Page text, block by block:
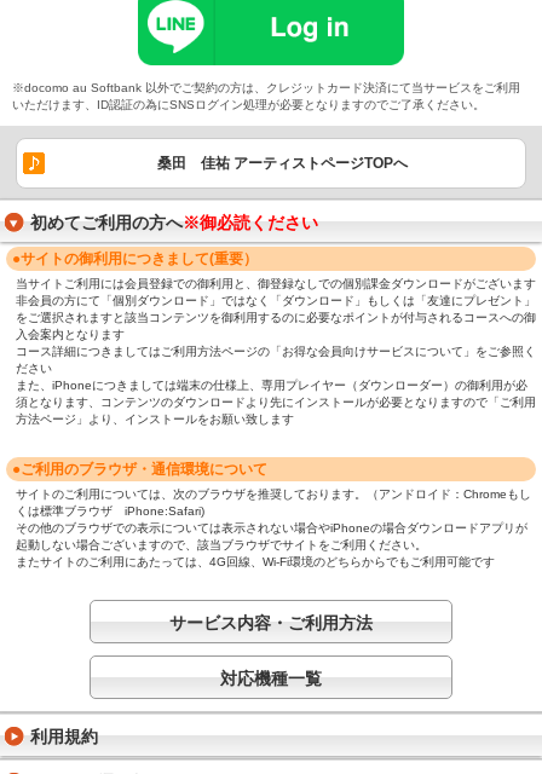
※docomo au Softbank 以外でご契約の方は、クレジットカード決済にて当サービスをご利用
いただけます、ID認証の為にSNSログイン処理が必要となりますのでご了承ください。
桑田 佳祐 アーティストページTOPへ
初めてご利用の方へ※御必読ください
●サイトの御利用につきまして(重要）
当サイトご利用には会員登録での御利用と、御登録なしでの個別課金ダウンロードがございます
非会員の方にて「個別ダウンロード」ではなく「ダウンロード」もしくは「友達にプレゼント」
をご選択されますと該当コンテンツを御利用するのに必要なポイントが付与されるコースへの御
入会案内となります
コース詳細につきましてはご利用方法ページの「お得な会員向けサービスについて」をご参照く
ださい
また、iPhoneにつきましては端末の仕様上、専用プレイヤー（ダウンローダー）の御利用が必
須となります、コンテンツのダウンロードより先にインストールが必要となりますので「ご利用
方法ページ」より、インストールをお願い致します
●ご利用のブラウザ・通信環境について
サイトのご利用については、次のブラウザを推奨しております。（アンドロイド：Chromeもし
くは標準ブラウザ iPhone:Safari)
その他のブラウザでの表示については表示されない場合やiPhoneの場合ダウンロードアプリが
起動しない場合ございますので、該当ブラウザでサイトをご利用ください。
またサイトのご利用にあたっては、4G回線、Wi-Fi環境のどちらからでもご利用可能です
サービス内容・ご利用方法
対応機種一覧
利用規約